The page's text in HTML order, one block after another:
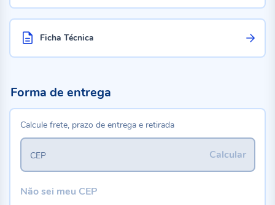
Ficha Técnica
Forma de entrega
Calcule frete, prazo de entrega e retirada
Calcular
CEP
Não sei meu CEP